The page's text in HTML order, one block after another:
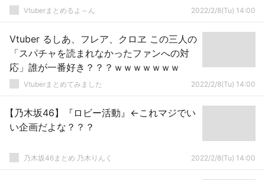
Vtuberまとめるよ～ん 2022/2/8(Tu) 14:00
Vtuber るしあ、フレア、クロヱ この三人の
「スパチャを読まれなかったファンへの対
応」誰が一番好き？？？ｗｗｗｗｗｗｗ
Vtuberまとめてみました 2022/2/8(Tu) 14:00
【乃木坂46】『ロビー活動』←これマジでい
い企画だよな？？？
乃木坂46まとめ 乃木りんく 2022/2/8(Tu) 14:00